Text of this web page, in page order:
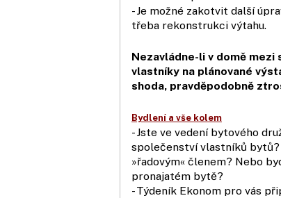
- Je možné zakotvit další
třeba rekonstrukci výtahu.
Nezavládne-li v domě mezi
vlastníky na plánované
shoda, pravděpodobně
Bydlení a vše kolem
- Jste ve vedení bytového
společenství vlastníků
»řadovým« členem? Nebo
pronajatém bytě?
- Týdeník Ekonom pro vás